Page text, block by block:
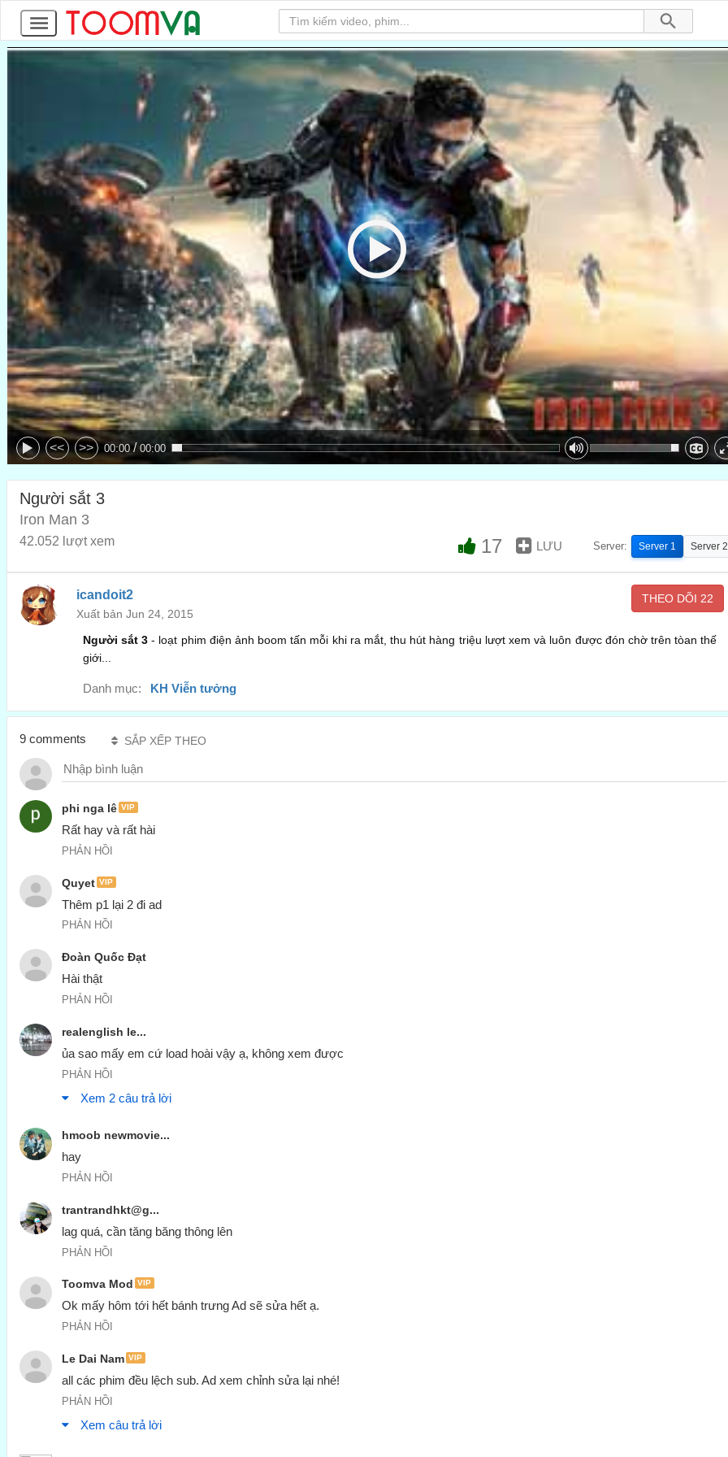
<< >> 00:00 / 00:00
Người sắt 3
Iron Man 3
42.052 lượt xem 17 LƯU Server: Server 1 Server 2
icandoit2
Xuất bản Jun 24, 2015
THEO DÕI 22
Người sắt 3 - loạt phim điện ảnh boom tấn mỗi khi ra mắt, thu hút hàng triệu lượt xem và luôn được đón chờ trên tòan thế
giới...
Danh mục: KH Viễn tưởng
85
9 comments SẮP XẾP THEO
phi nga lê VIP
Rất hay và rất hài
PHẢN HỒI
Quyet VIP
Thêm p1 lại 2 đi ad
PHẢN HỒI
Đoàn Quốc Đạt
Hài thật
PHẢN HỒI
realenglish le...
ủa sao mấy em cứ load hoài vậy ạ, không xem được
PHẢN HỒI
Xem 2 câu trả lời
hmoob newmovie...
hay
PHẢN HỒI
trantrandhkt@g...
lag quá, cần tăng băng thông lên
PHẢN HỒI
Toomva Mod VIP
Ok mấy hôm tới hết bánh trưng Ad sẽ sửa hết ạ.
PHẢN HỒI
Le Dai Nam VIP
all các phim đều lệch sub. Ad xem chỉnh sửa lại nhé!
PHẢN HỒI
Xem câu trả lời